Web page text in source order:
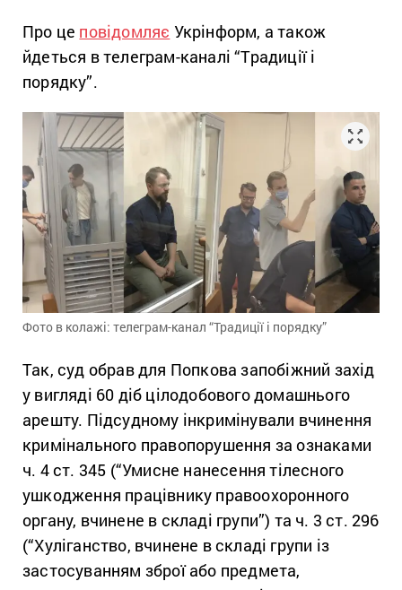
Про це повідомляє Укрінформ, а також
йдеться в телеграм-каналі “Традиції і
порядку”.
Фото в колажі: телеграм-канал “Традиції і порядку”
Так, суд обрав для Попкова запобіжний захід
у вигляді 60 діб цілодобового домашнього
арешту. Підсудному інкримінували вчинення
кримінального правопорушення за ознаками
ч. 4 ст. 345 (“Умисне нанесення тілесного
ушкодження працівнику правоохоронного
органу, вчинене в складі групи”) та ч. 3 ст. 296
(“Хуліганство, вчинене в складі групи із
застосуванням зброї або предмета,